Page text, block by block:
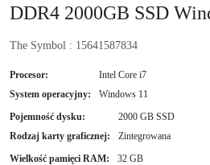
DDR4 2000GB SSD
The Symbol : 15641587834
Procesor:
Intel Core i7
System operacyjny:
Windows 11
Pojemność dysku:
2000 GB SSD
Rodzaj karty graficznej:
Zintegrowana
Wielkość pamięci RAM:
32 GB